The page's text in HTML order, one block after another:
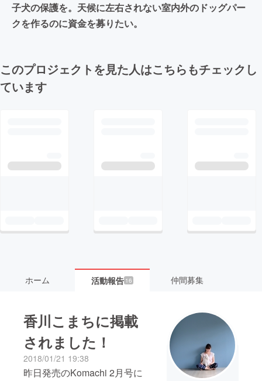
子犬の保護を。天候に左右されない室内外のドッグパー
クを作るのに資金を募りたい。
このプロジェクトを見た人はこちらもチェックし
ています
ホーム 活動報告 16 仲間募集
香川こまちに掲載
されました！
2018/01/21 19:38
昨日発売のKomachi 2月号に